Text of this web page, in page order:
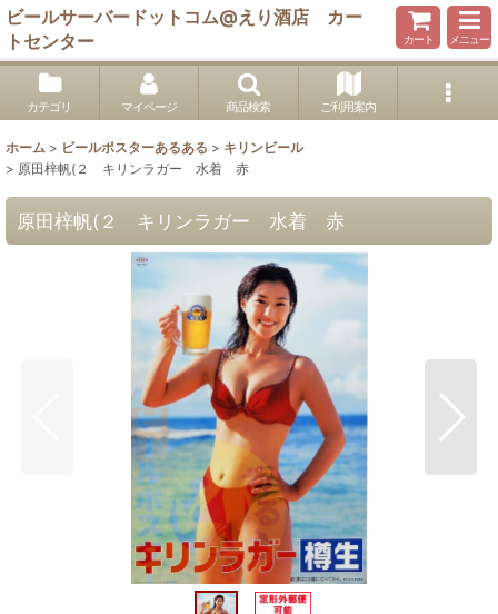
ビールサーバードットコム@えり酒店 カー
トセンター
カート メニュー
カテゴリ マイページ 商品検索 ご利用案内
ホーム > ビールポスターあるある > キリンビール
> 原田梓帆(２ キリンラガー 水着 赤
原田梓帆(２ キリンラガー 水着 赤